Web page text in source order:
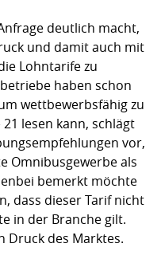
deutlich macht,
und damit auch mit
Lohntarife zu
haben schon
wettbewerbsfähig zu
lesen kann, schlägt
vor,
Omnibusgewerbe als
bemerkt möchte
dass dieser Tarif nicht
in der Branche gilt.
Druck des Marktes.